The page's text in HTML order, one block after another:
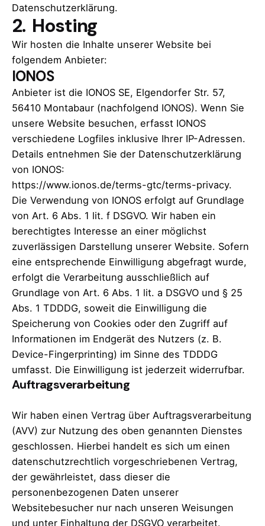
Datenschutzerklärung.
2. Hosting
Wir hosten die Inhalte unserer Website bei
folgendem Anbieter:
IONOS
Anbieter ist die IONOS SE, Elgendorfer Str. 57,
56410 Montabaur (nachfolgend IONOS). Wenn Sie
unsere Website besuchen, erfasst IONOS
verschiedene Logfiles inklusive Ihrer IP-Adressen.
Details entnehmen Sie der Datenschutzerklärung
von IONOS:
https://www.ionos.de/terms-gtc/terms-privacy.
Die Verwendung von IONOS erfolgt auf Grundlage
von Art. 6 Abs. 1 lit. f DSGVO. Wir haben ein
berechtigtes Interesse an einer möglichst
zuverlässigen Darstellung unserer Website. Sofern
eine entsprechende Einwilligung abgefragt wurde,
erfolgt die Verarbeitung ausschließlich auf
Grundlage von Art. 6 Abs. 1 lit. a DSGVO und § 25
Abs. 1 TDDDG, soweit die Einwilligung die
Speicherung von Cookies oder den Zugriff auf
Informationen im Endgerät des Nutzers (z. B.
Device-Fingerprinting) im Sinne des TDDDG
umfasst. Die Einwilligung ist jederzeit widerrufbar.
Auftragsverarbeitung
Wir haben einen Vertrag über Auftragsverarbeitung
(AVV) zur Nutzung des oben genannten Dienstes
geschlossen. Hierbei handelt es sich um einen
datenschutzrechtlich vorgeschriebenen Vertrag,
der gewährleistet, dass dieser die
personenbezogenen Daten unserer
Websitebesucher nur nach unseren Weisungen
und unter Einhaltung der DSGVO verarbeitet.